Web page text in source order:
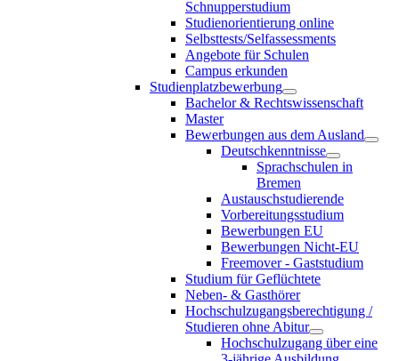
Schnupperstudium
Studienorientierung online
Selbsttests/Selfassessments
Angebote für Schulen
Campus erkunden
Studienplatzbewerbung
Bachelor & Rechtswissenschaft
Master
Bewerbungen aus dem Ausland
Deutschkenntnisse
Sprachschulen in
Bremen
Austauschstudierende
Vorbereitungsstudium
Bewerbungen EU
Bewerbungen Nicht-EU
Freemover - Gaststudium
Studium für Geflüchtete
Neben- & Gasthörer
Hochschulzugangsberechtigung /
Studieren ohne Abitur
Hochschulzugang über eine